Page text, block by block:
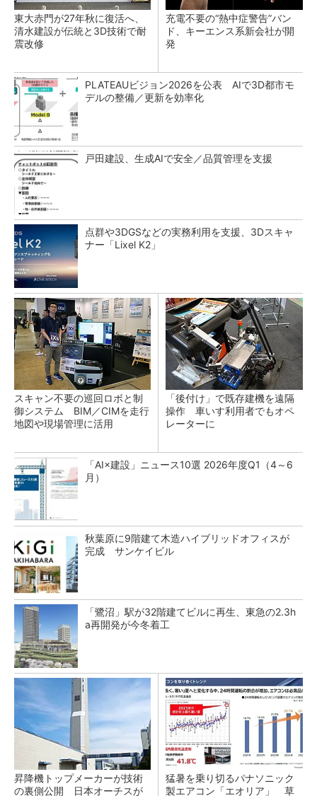
東大赤門が27年秋に復活へ、
清水建設が伝統と3D技術で耐
震改修
充電不要の“熱中症警告”バン
ド、キーエンス系新会社が開
発
PLATEAUビジョン2026を公表 AIで3D都市モ
デルの整備／更新を効率化
戸田建設、生成AIで安全／品質管理を支援
点群や3DGSなどの実務利用を支援、3Dスキャ
ナー「Lixel K2」
スキャン不要の巡回ロボと制
御システム BIM／CIMを走行
地図や現場管理に活用
「後付け」で既存建機を遠隔
操作 車いす利用者でもオペ
レーターに
「AI×建設」ニュース10選 2026年度Q1（4～6
月）
秋葉原に9階建て木造ハイブリッドオフィスが
完成 サンケイビル
「鷺沼」駅が32階建てビルに再生、東急の2.3h
a再開発が今冬着工
昇降機トップメーカーが技術
の裏側公開 日本オーチスが
猛暑を乗り切るパナソニック
製エアコン「エオリア」 草